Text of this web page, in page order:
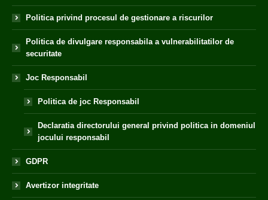
Politica privind procesul de gestionare a riscurilor
Politica de divulgare responsabila a vulnerabilitatilor de
securitate
Joc Responsabil
Politica de joc Responsabil
Declaratia directorului general privind politica in domeniul
jocului responsabil
GDPR
Avertizor integritate